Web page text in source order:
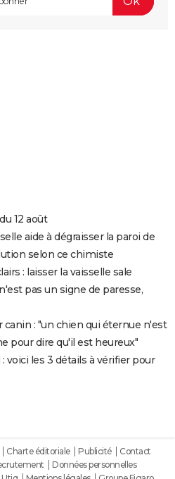
12 août
aide à dégraisser la paroi de
selon ce chimiste
: laisser la vaisselle sale
pas un signe de paresse,
canin : "un chien qui éternue n'est
pour dire qu'il est heureux"
voici les 3 détails à vérifier pour
Charte éditoriale Publicité
Contact
Données personnelles